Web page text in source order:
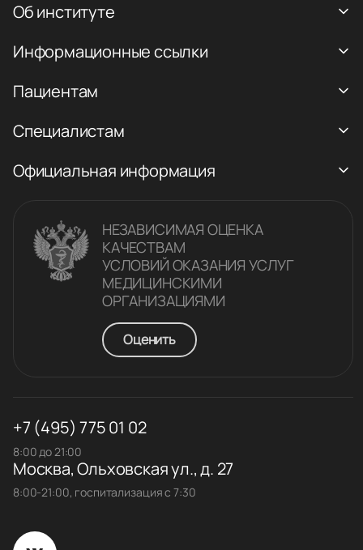
Об институте
Информационные ссылки
Пациентам
Специалистам
Официальная информация
НЕЗАВИСИМАЯ ОЦЕНКА
КАЧЕСТВАM
УСЛОВИЙ ОКАЗАНИЯ УСЛУГ
МЕДИЦИНСКИМИ
ОРГАНИЗАЦИЯМИ
Оценить
+7 (495) 775 01 02
8:00 до 21:00
Москва, Ольховская ул., д. 27
8:00-21:00, госпитализация с 7:30